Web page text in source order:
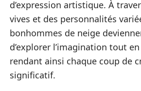
d’expression artistique. À
vives et des personnalités
bonhommes de neige
d’explorer l’imagination tout
rendant ainsi chaque coup de
significatif.